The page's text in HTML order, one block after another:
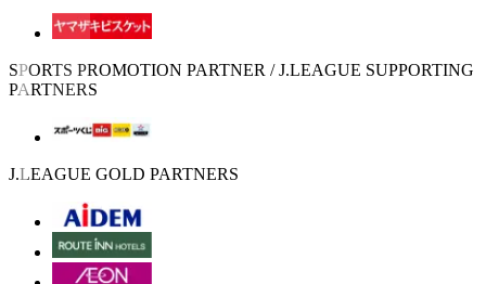
SPORTS PROMOTION PARTNER / J.LEAGUE SUPPORTING
PARTNERS
J.LEAGUE GOLD PARTNERS